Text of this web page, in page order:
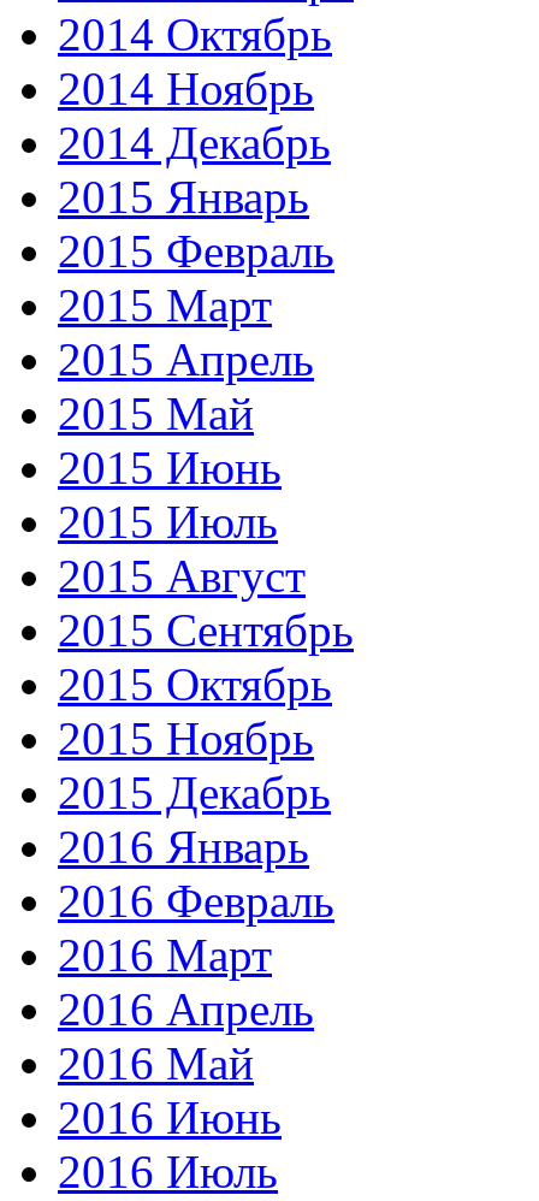
2014 Октябрь
2014 Ноябрь
2014 Декабрь
2015 Январь
2015 Февраль
2015 Март
2015 Апрель
2015 Май
2015 Июнь
2015 Июль
2015 Август
2015 Сентябрь
2015 Октябрь
2015 Ноябрь
2015 Декабрь
2016 Январь
2016 Февраль
2016 Март
2016 Апрель
2016 Май
2016 Июнь
2016 Июль